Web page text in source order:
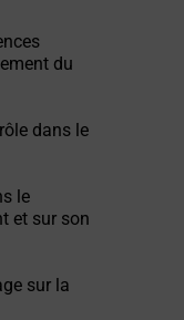
du
dans le
le
et sur son
sur la